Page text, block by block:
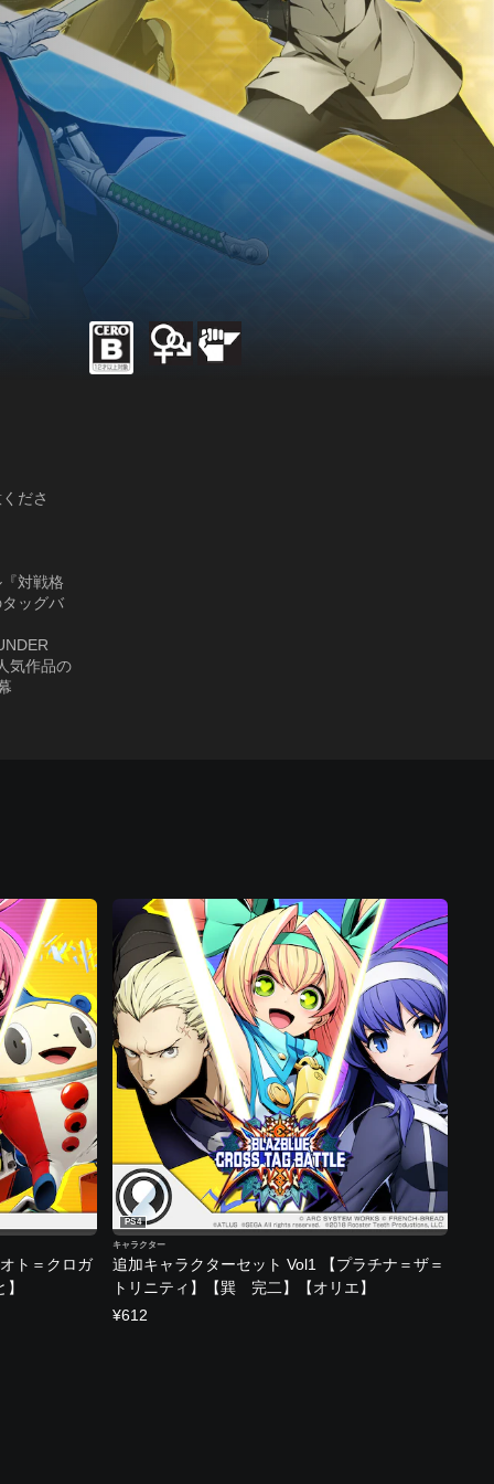
ださ
対戦格
ッグバ
気作品の
ト＝クロガ
追加キャラクターセット Vol1 【プラチナ＝ザ＝
トリニティ】【巽 完二】【オリエ】
PS4
キャラクター
¥612